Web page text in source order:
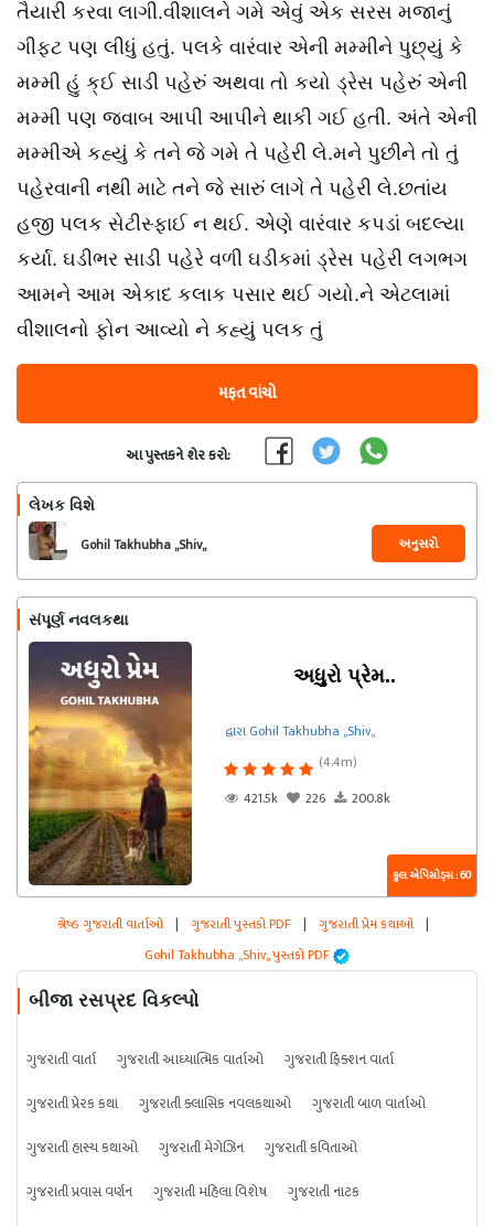
તૈયારી કરવા લાગી.વીશાલને ગમે એવું એક સરસ મજાનું
ગીફ્ટ પણ લીધું હતું. પલકે વારંવાર એની મમ્મીને પુછ્યું કે
મમ્મી હું ક્ઈ સાડી પહેરું અથવા તો કયો ડ્રેસ પહેરું એની
મમ્મી પણ જવાબ આપી આપીને થાકી ગઈ હતી. અંતે એની
મમ્મીએ કહ્યું કે તને જે ગમે તે પહેરી લે.મને પુછીને તો તું
પહેરવાની નથી માટે તને જે સારું લાગે તે પહેરી લે.છતાંય
હજી પલક સેટીસ્ફાઈ ન થઈ. એણે વારંવાર કપડાં બદલ્યા
કર્યા. ઘડીભર સાડી પહેરે વળી ઘડીકમાં ડ્રેસ પહેરી લગભગ
આમને આમ એકાદ કલાક પસાર થઈ ગયો.ને એટલામાં
વીશાલનો ફોન આવ્યો ને કહ્યું પલક તું
મફત વાંચો
આ પુસ્તકને શેર કરો:
લેખક વિશે
Gohil Takhubha ,,Shiv,, અનુસરો
સંપૂર્ણ નવલકથા
અધુુુરો પ્રેમ..
દ્વારા Gohil Takhubha ,,Shiv,,
(4.4m)
421.5k
226 200.8k
કુલ એપિસોડ્સ : 60
શ્રેષ્ઠ ગુજરાતી વાર્તાઓ | ગુજરાતી પુસ્તકો PDF | ગુજરાતી પ્રેમ કથાઓ |
Gohil Takhubha ,,Shiv,, પુસ્તકો PDF
બીજા રસપ્રદ વિકલ્પો
ગુજરાતી વાર્તા ગુજરાતી આધ્યાત્મિક વાર્તાઓ
ગુજરાતી ફિક્શન વાર્તા
ગુજરાતી પ્રેરક કથા
ગુજરાતી ક્લાસિક નવલકથાઓ
ગુજરાતી બાળ વાર્તાઓ
ગુજરાતી હાસ્ય કથાઓ
ગુજરાતી મેગેઝિન
ગુજરાતી કવિતાઓ
ગુજરાતી પ્રવાસ વર્ણન
ગુજરાતી મહિલા વિશેષ
ગુજરાતી નાટક